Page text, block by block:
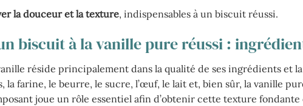
la douceur et la texture, indispensables à un biscuit réussi.
biscuit à la vanille pure réussi :
réside principalement dans la qualité de ses ingrédients et
farine, le beurre, le sucre, l’œuf, le lait et, bien sûr, la vanille
joue un rôle essentiel afin d’obtenir cette texture